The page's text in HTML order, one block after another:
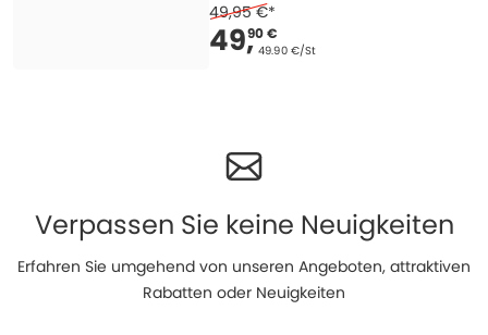
49,95 €*
Verkaufspreis
49,
90 €
Grundpreis
49.90 €/St
Verpassen Sie keine Neuigkeiten
Erfahren Sie umgehend von unseren Angeboten, attraktiven
Rabatten oder Neuigkeiten